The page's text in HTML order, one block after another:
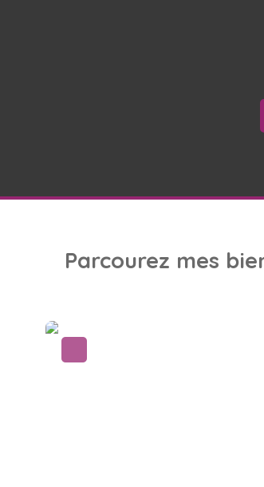
Parcourez mes